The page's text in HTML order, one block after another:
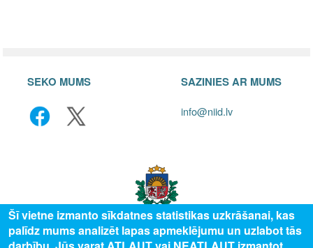
SEKO MUMS SAZINIES AR MUMS
info@niid.lv
Šī vietne izmanto sīkdatnes statistikas uzkrāšanai, kas
palīdz mums analizēt lapas apmeklējumu un uzlabot tās